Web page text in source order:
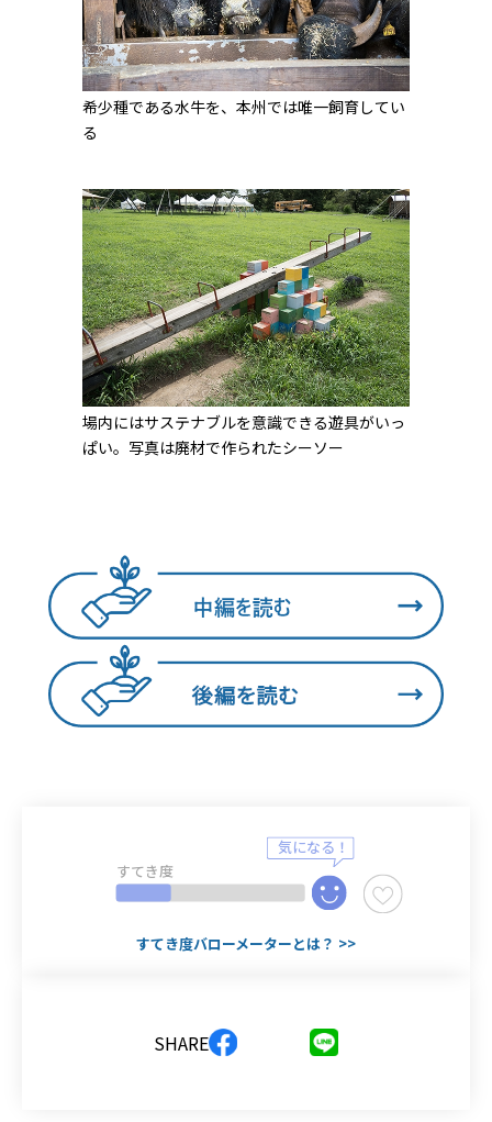
希少種である水牛を、本州では唯一飼育してい
る
場内にはサステナブルを意識できる遊具がいっ
ぱい。写真は廃材で作られたシーソー
すてき度
すてき度バローメーターとは？ >>
SHARE